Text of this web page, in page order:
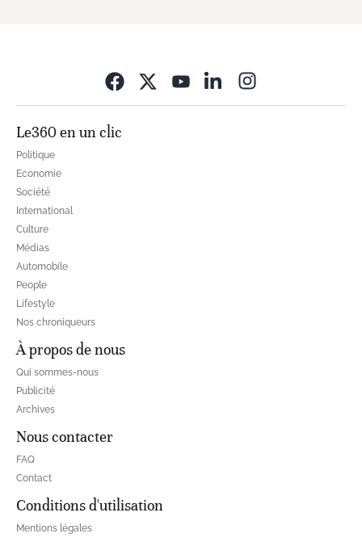
Le360 en un clic
Politique
Economie
Société
International
Culture
Médias
Automobile
People
Lifestyle
Nos chroniqueurs
À propos de nous
Qui sommes-nous
Publicité
Archives
Nous contacter
FAQ
Contact
Conditions d'utilisation
Mentions légales